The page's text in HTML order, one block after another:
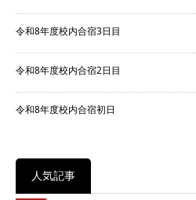
令和8年度校内合宿3日目
令和8年度校内合宿2日目
令和8年度校内合宿初日
人気記事